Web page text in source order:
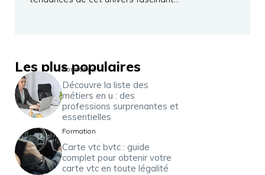
Les plus populaires
Formation
Découvre la liste des
métiers en u : des
professions surprenantes et
essentielles
Formation
Carte vtc bvtc : guide
complet pour obtenir votre
carte vtc en toute légalité